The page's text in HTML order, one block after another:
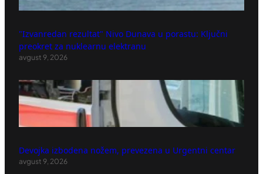
"Izvanredan rezultat" Nivo Dunava u porastu: Ključni
preokret za nuklearnu elektranu
avgust 9, 2026
Devojka izbodena nožem, prevezena u Urgentni centar
avgust 9, 2026